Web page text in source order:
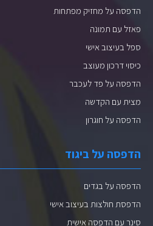
הדפסה על מחזיק מפתחות
פאזל עם תמונה
ספל בעיצוב אישי
כיסוי דרכון מעוצב
הדפסה על פד לעכבר
מצית עם הקדשה
הדפסה על חוגרון
הדפסה על ביגוד
הדפסה על בגדים
הדפסת חולצות בעיצוב אישי
סינר עם הדפסה אישית